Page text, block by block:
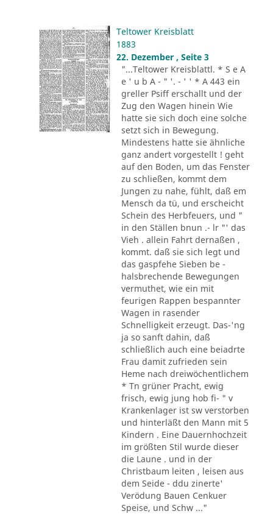
Teltower Kreisblatt
1883
22. Dezember , Seite 3
"...Teltower Kreisblattl. * S e A
e ' u b A - " '. - ' ' * A 443 ein
greller Psiff erschallt und der
Zug den Wagen hinein Wie
hatte sie sich doch eine solche
setzt sich in Bewegung.
Mindestens hatte sie ähnliche
ganz andert vorgestellt ! geht
auf den Boden, um das Fenster
zu schließen, kommt dem
Jungen zu nahe, fühlt, daß em
Mensch da tü, und erscheicht
Schein des Herbfeuers, und "
in den Ställen bnun .- lr "' das
Vieh . allein Fahrt dernaßen ,
kommt. daß sie sich legt und
das gaspfehe Sieben be -
halsbrechende Bewegungen
vermuthet, wie ein mit
feurigen Rappen bespannter
Wagen in rasender
Schnelligkeit erzeugt. Das-'ng
ja so sanft dahin, daß
schließlich auch eine beiadrte
Frau damit zufrieden sein
Heme nach dreiwöchentlichem
* Tn grüner Pracht, ewig
frisch, ewig jung hob fi- " v
Krankenlager ist sw verstorben
und hinterläßt den Mann mit 5
Kindern . Eine Dauernhochzeit
im größten Stil wurde dieser
die Laune . und in der
Christbaum leiten , leisen aus
dem Seide - ddu zinerte'
Verödung Bauen Cenkuer
Speise, und Schw ..."